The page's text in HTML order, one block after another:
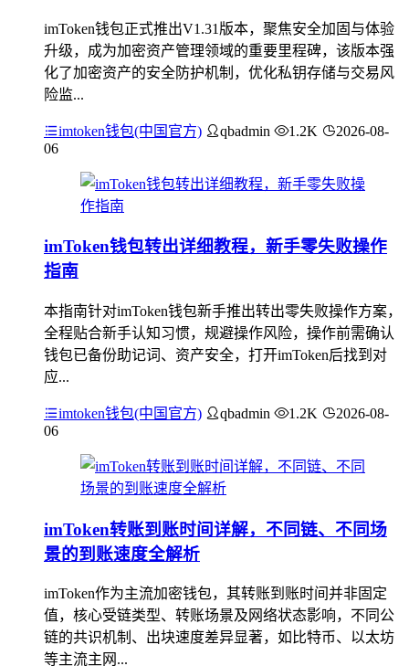
imToken钱包正式推出V1.31版本，聚焦安全加固与体验
升级，成为加密资产管理领域的重要里程碑，该版本强
化了加密资产的安全防护机制，优化私钥存储与交易风
险监...
imtoken钱包(中国官方) qbadmin 1.2K
2026-08-
06
imToken钱包转出详细教程，新手零失败操作
指南
本指南针对imToken钱包新手推出转出零失败操作方案，
全程贴合新手认知习惯，规避操作风险，操作前需确认
钱包已备份助记词、资产安全，打开imToken后找到对
应...
imtoken钱包(中国官方) qbadmin 1.2K
2026-08-
06
imToken转账到账时间详解，不同链、不同场
景的到账速度全解析
imToken作为主流加密钱包，其转账到账时间并非固定
值，核心受链类型、转账场景及网络状态影响，不同公
链的共识机制、出块速度差异显著，如比特币、以太坊
等主流主网...